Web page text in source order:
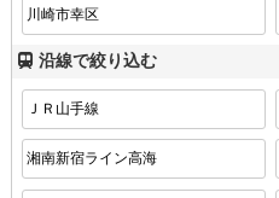
川崎市幸区
沿線で絞り込む
ＪＲ山手線
湘南新宿ライン高海